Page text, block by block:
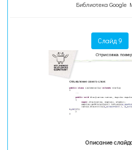
Библиотека Google
Слайд 9
Описание